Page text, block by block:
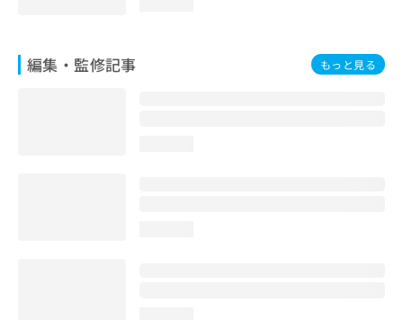
編集・監修記事 もっと見る